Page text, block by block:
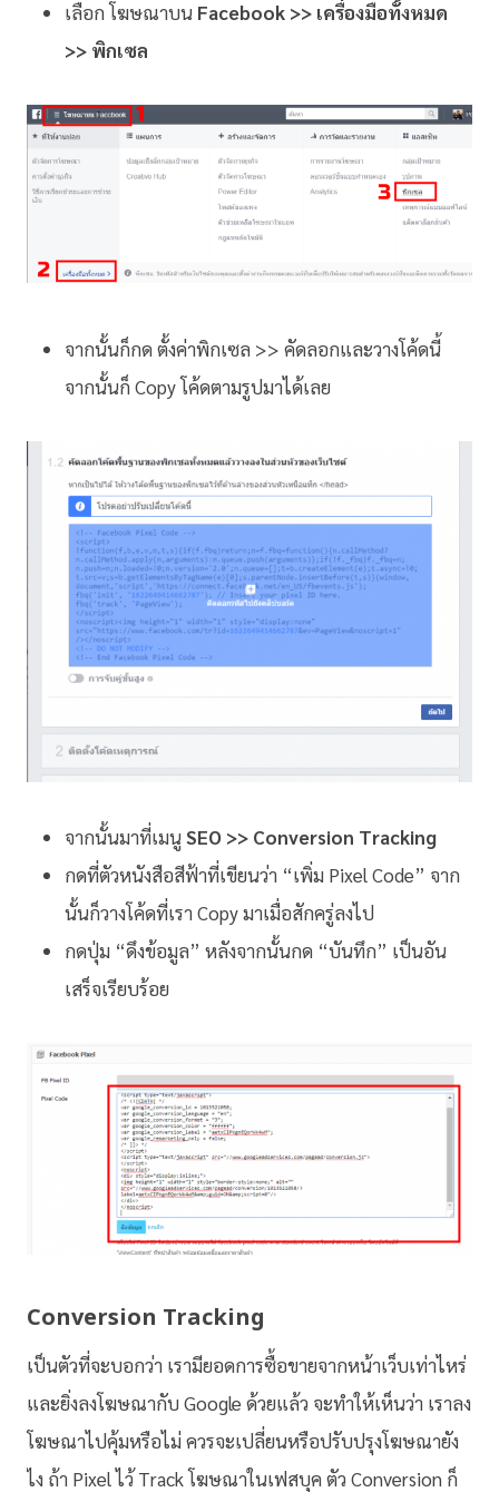
เลือก โฆษณาบน Facebook >> เครื่องมือทั้งหมด
>> พิกเซล
จากนั้นก็กด ตั้งค่าพิกเซล >> คัดลอกและวางโค้ดนี้
จากนั้นก็ Copy โค้ดตามรูปมาได้เลย
จากนั้นมาที่เมนู SEO >> Conversion Tracking
กดที่ตัวหนังสือสีฟ้าที่เขียนว่า “เพิ่ม Pixel Code” จาก
นั้นก็วางโค้ดที่เรา Copy มาเมื่อสักครู่ลงไป
กดปุ่ม “ดึงข้อมูล” หลังจากนั้นกด “บันทึก” เป็นอัน
เสร็จเรียบร้อย
Conversion Tracking
เป็นตัวที่จะบอกว่า เรามียอดการซื้อขายจากหน้าเว็บเท่าไหร่
และยิ่งลงโฆษณากับ Google ด้วยแล้ว จะทำให้เห็นว่า เราลง
โฆษณาไปคุ้มหรือไม่ ควรจะเปลี่ยนหรือปรับปรุงโฆษณายัง
ไง ถ้า Pixel ไว้ Track โฆษณาในเฟสบุค ตัว Conversion ก็